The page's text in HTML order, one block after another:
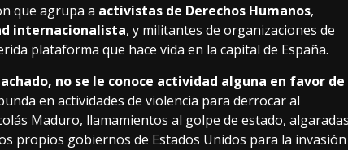
que agrupa a activistas de Derechos Humanos,
internacionalista, y militantes de organizaciones de
plataforma que hace vida en la capital de España.
no se le conoce actividad alguna en favor de
en actividades de violencia para derrocar al
Maduro, llamamientos al golpe de estado, algaradas
propios gobiernos de Estados Unidos para la invasión